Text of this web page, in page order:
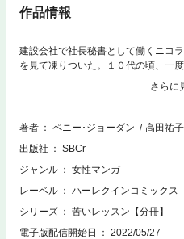
作品情報
建設会社で社長秘書として働くニコ
を見て凍りついた。１０代の頃、一
な夜をともにしたらしいのだが、慣
かったのだ。あの出来事以来、慎ま
毎日彼と顔をあわせるなんて・・・
著者
ペニー･ジョーダン
高田祐子
出版社
SBCr
ジャンル
女性マンガ
レーベル
ハーレクインコミックス
シリーズ
苦いレッスン【分冊】
電子版配信開始日
2022/05/27